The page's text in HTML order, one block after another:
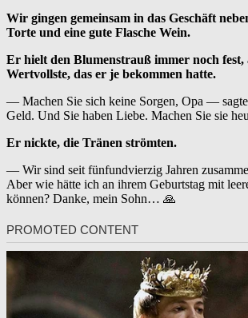
Wir gingen gemeinsam in das Geschäft
Torte und eine gute Flasche Wein.
Er hielt den Blumenstrauß immer noch fest,
Wertvollste, das er je bekommen hatte.
— Machen Sie sich keine Sorgen, Opa —
Geld. Und Sie haben Liebe. Machen Sie sie
Er nickte, die Tränen strömten.
— Wir sind seit fünfundvierzig Jahren
Aber wie hätte ich an ihrem Geburtstag mit
können? Danke, mein Sohn… 🙏